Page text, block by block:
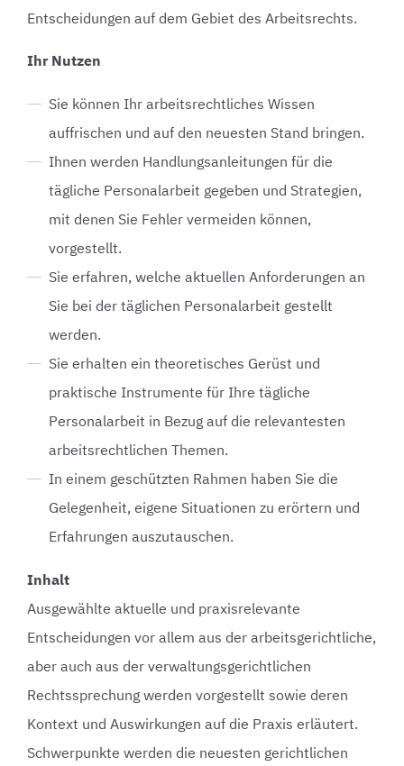
Entscheidungen auf dem Gebiet des Arbeitsrechts.
Ihr Nutzen
Sie können Ihr arbeitsrechtliches Wissen
auffrischen und auf den neuesten Stand bringen.
Ihnen werden Handlungsanleitungen für die
tägliche Personalarbeit gegeben und Strategien,
mit denen Sie Fehler vermeiden können,
vorgestellt.
Sie erfahren, welche aktuellen Anforderungen an
Sie bei der täglichen Personalarbeit gestellt
werden.
Sie erhalten ein theoretisches Gerüst und
praktische Instrumente für Ihre tägliche
Personalarbeit in Bezug auf die relevantesten
arbeitsrechtlichen Themen.
In einem geschützten Rahmen haben Sie die
Gelegenheit, eigene Situationen zu erörtern und
Erfahrungen auszutauschen.
Inhalt
Ausgewählte aktuelle und praxisrelevante
Entscheidungen vor allem aus der arbeitsgerichtliche,
aber auch aus der verwaltungsgerichtlichen
Rechtssprechung werden vorgestellt sowie deren
Kontext und Auswirkungen auf die Praxis erläutert.
Schwerpunkte werden die neuesten gerichtlichen